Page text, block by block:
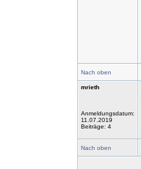
Nach oben
mrieth
Anmeldungsdatum:
11.07.2019
Beiträge: 4
Nach oben